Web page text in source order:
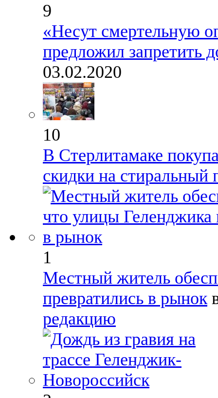
9
«Несут смертельную
предложил запретить
03.02.2020
10
В Стерлитамаке
скидки на стиральный
1
Местный житель
превратились в рынок
редакцию